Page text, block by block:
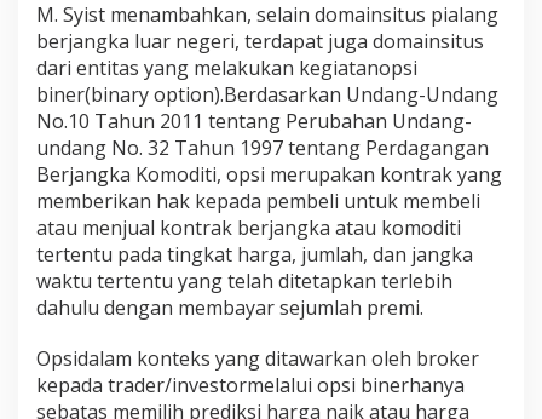
M. Syist menambahkan, selain domainsitus pialang
berjangka luar negeri, terdapat juga domainsitus
dari entitas yang melakukan kegiatanopsi
biner(binary option).Berdasarkan Undang-Undang
No.10 Tahun 2011 tentang Perubahan Undang-
undang No. 32 Tahun 1997 tentang Perdagangan
Berjangka Komoditi, opsi merupakan kontrak yang
memberikan hak kepada pembeli untuk membeli
atau menjual kontrak berjangka atau komoditi
tertentu pada tingkat harga, jumlah, dan jangka
waktu tertentu yang telah ditetapkan terlebih
dahulu dengan membayar sejumlah premi.
Opsidalam konteks yang ditawarkan oleh broker
kepada trader/investormelalui opsi binerhanya
sebatas memilih prediksi harga naik atau harga